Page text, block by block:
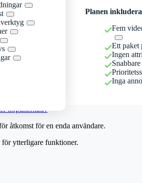
Planen
Fem
Ett paket
Ingen
Inga
köpalternativ
åtkomst för en enda användare.
för ytterligare funktioner.